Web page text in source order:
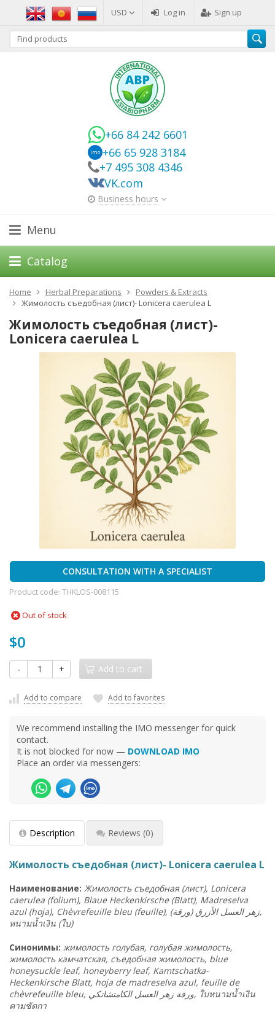
USD Log in Sign up
+66 84 242 6601
imo +66 65 928 3184
+7 495 308 4346
VK.com
Business hours
Menu
Catalog
Home Herbal Preparations
Powders & Extracts
Жимолость съедобная (лист)- Lonicera caerulea L
Жимолость съедобная (лист)-
Lonicera caerulea L
CONSULTATION WITH A SPECIALIST
Product code: THKLOS-008115
Out of stock
$0
- + Add to cart
Add to compare Add to favorites
We recommend installing the IMO messenger for quick
contact.
It is not blocked for now — DOWNLOAD IMO
Place an order via messengers:
Description Reviews (0)
Жимолость съедобная (лист)- Lonicera caerulea L
Наименование: Жимолость съедобная (лист), Lonicera
caerulea (folium), Blaue Heckenkirsche (Blatt), Madreselva
azul (hoja), Chèvrefeuille bleu (feuille),
زهر العسل الأزرق (ورقة
),
หนามน้ำเงิน (ใบ)
Синонимы: жимолость голубая, голубая жимолость,
жимолость камчатская, съедобная жимолость, blue
honeysuckle leaf, honeyberry leaf, Kamtschatka-
Heckenkirsche Blatt, hoja de madreselva azul, feuille de
chèvrefeuille bleu, ورقة زهر العسل الكامتشاتكي, ใบหนามน้ำเงิน
คามชัตกา